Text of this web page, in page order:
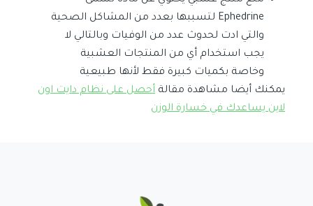
Ephedrine لتسببها بعدد من المشاكل الصحية
والتي ادت لحدوث عدد من الوفيات وبالتالي لا
يجب استخدام أي من المنتجات العشبية
وخاصة بكميات كبيرة فقط لأنها طبيعية
يمكنك أيضا مشاهدة مقالة أحصل على نظام دايت اون
لاين يساعدك في خسارة الوزن